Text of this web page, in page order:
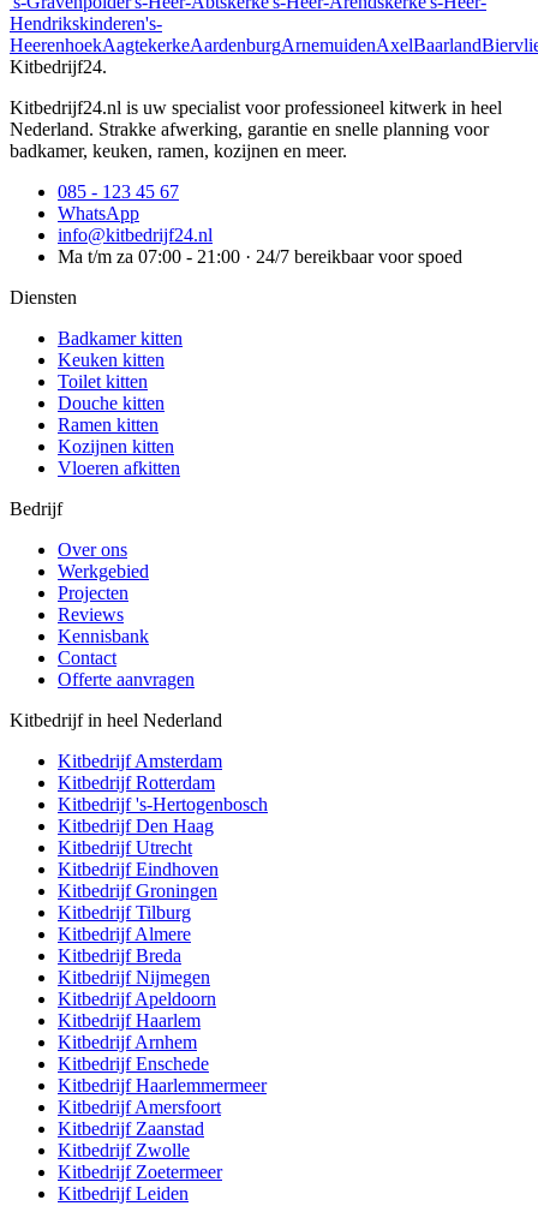
Hendrikskinderen's-
HeerenhoekAagtekerkeAardenburgArnemuidenAxelBaarland
Kitbedrijf24.
Kitbedrijf24.nl is uw specialist voor professioneel kitwerk in heel
Nederland. Strakke afwerking, garantie en snelle planning voor
badkamer, keuken, ramen, kozijnen en meer.
085 - 123 45 67
WhatsApp
info@kitbedrijf24.nl
Ma t/m za 07:00 - 21:00 · 24/7 bereikbaar voor spoed
Diensten
Badkamer kitten
Keuken kitten
Toilet kitten
Douche kitten
Ramen kitten
Kozijnen kitten
Vloeren afkitten
Bedrijf
Over ons
Werkgebied
Projecten
Reviews
Kennisbank
Contact
Offerte aanvragen
Kitbedrijf in heel Nederland
KitbedrijfAmsterdam
KitbedrijfRotterdam
Kitbedrijf's-Hertogenbosch
KitbedrijfDen Haag
KitbedrijfUtrecht
KitbedrijfEindhoven
KitbedrijfGroningen
KitbedrijfTilburg
KitbedrijfAlmere
KitbedrijfBreda
KitbedrijfNijmegen
KitbedrijfApeldoorn
KitbedrijfHaarlem
KitbedrijfArnhem
KitbedrijfEnschede
KitbedrijfHaarlemmermeer
KitbedrijfAmersfoort
Kitbedrijf Zaanstad
Kitbedrijf Zwolle
Kitbedrijf Zoetermeer
KitbedrijfLeiden